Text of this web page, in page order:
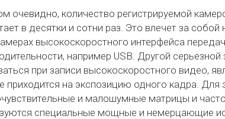
очевидно, количество регистрируемой
в десятки и сотни раз. Это влечет за
высокоскоростного интерфейса
например USB. Другой
при записи высокоскоростного видео,
приходится на экспозицию одного кадра.
и малошумные матрицы и
специальные мощные и немерцающие